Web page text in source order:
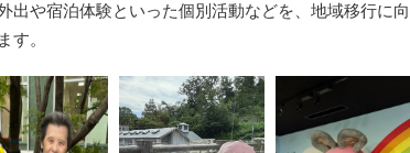
出や宿泊体験といった個別活動などを、地域移行に向
す。